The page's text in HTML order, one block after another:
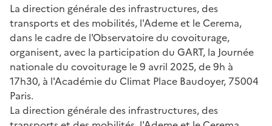
La direction générale des infrastructures, des
transports et des mobilités, l'Ademe et le Cerema,
dans le cadre de l'Observatoire du covoiturage,
organisent, avec la participation du GART, la Journée
nationale du covoiturage le 9 avril 2025, de 9h à
17h30, à l'Académie du Climat Place Baudoyer, 75004
Paris.
La direction générale des infrastructures, des